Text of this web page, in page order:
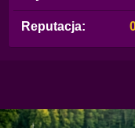
Reputacja: